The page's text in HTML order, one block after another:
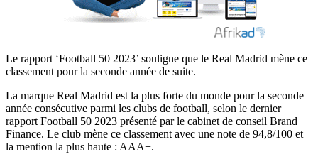
Le rapport ‘Football 50 2023’ souligne que le Real Madrid mène ce
classement pour la seconde année de suite.
La marque Real Madrid est la plus forte du monde pour la seconde
année consécutive parmi les clubs de football, selon le dernier
rapport Football 50 2023 présenté par le cabinet de conseil Brand
Finance. Le club mène ce classement avec une note de 94,8/100 et
la mention la plus haute : AAA+.